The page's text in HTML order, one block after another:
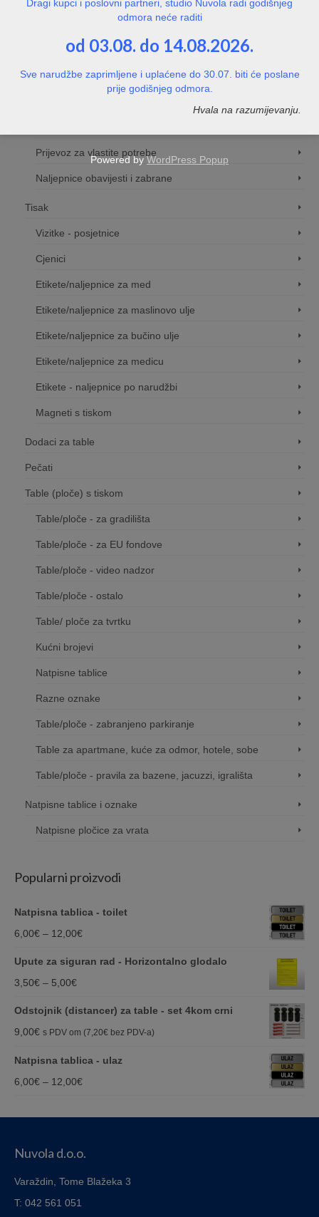
Naljepnice za izlog
Naljepnice / znakovi pristupačnosti
Naljepnice / znakovi - ostalo
Prijevoz za vlastite potrebe
Naljepnice obavijesti i zabrane
Tisak
Vizitke - posjetnice
Cjenici
Etikete/naljepnice za med
Etikete/naljepnice za maslinovo ulje
Etikete/naljepnice za bučino ulje
Etikete/naljepnice za medicu
Etikete - naljepnice po narudžbi
Magneti s tiskom
Dodaci za table
Pečati
Table (ploče) s tiskom
Table/ploče - za gradilišta
Table/ploče - za EU fondove
Table/ploče - video nadzor
Table/ploče - ostalo
Table/ ploče za tvrtku
Kućni brojevi
Natpisne tablice
Razne oznake
Table/ploče - zabranjeno parkiranje
Table za apartmane, kuće za odmor, hotele, sobe
Table/ploče - pravila za bazene, jacuzzi, igrališta
Natpisne tablice i oznake
Natpisne pločice za vrata
Popularni proizvodi
Natpisna tablica - toilet
6,00€ – 12,00€Price
Upute za siguran rad - Horizontalno glodalo
3,50€ – 5,00€Price
5,00€
Odstojnik (distancer) za table - set 4kom crni
9,00€ s PDV om (7,20€ bez PDV-a)
Natpisna tablica - ulaz
6,00€ – 12,00€Price
Nuvola d.o.o.
Varaždin, Tome Blažeka 3
T: 042 561 051
Dragi kupci i poslovni partneri, studio Nuvola radi godišnjeg
odmora neće raditi
od 03.08. do 14.08.2026.
Sve narudžbe zaprimljene i uplaćene do 30.07. biti će poslane
prije godišnjeg odmora.
Hvala na razumijevanju.
Powered byWordPress Popup